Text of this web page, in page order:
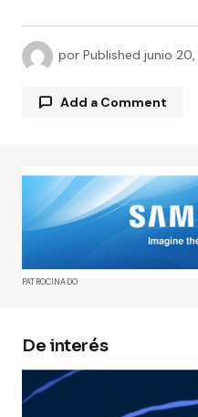
por Published junio
Add a Comment
Tu dirección de
publicada.Los
marcados con*
Comment*
Your Name
PATROCINADO
De interés